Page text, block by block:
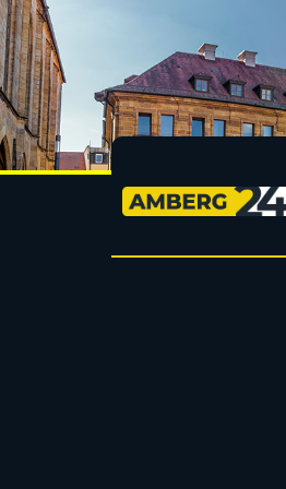
Wer spielt